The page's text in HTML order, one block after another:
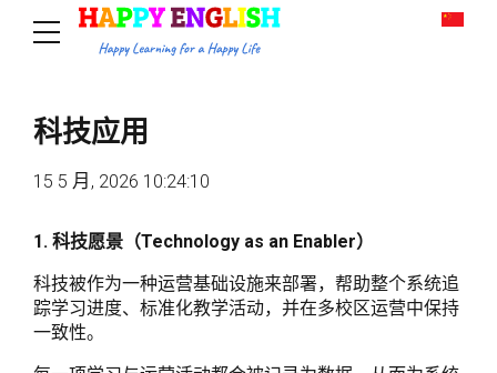
科技应用
15 5 月, 2026 10:24:10
1. 科技愿景（Technology as an Enabler）
科技被作为一种运营基础设施来部署，帮助整个系统追
踪学习进度、标准化教学活动，并在多校区运营中保持
一致性。